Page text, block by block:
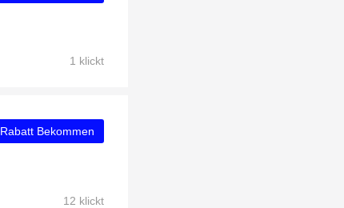
1 klickt
Rabatt Bekommen
12 klickt